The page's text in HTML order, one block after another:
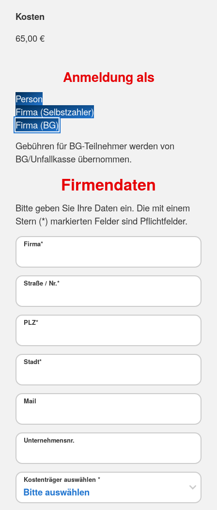
Kosten
65,00 €
Anmeldung als
Person
Firma (Selbstzahler)
Firma (BG)
Gebühren für BG-Teilnehmer werden von
BG/Unfallkasse übernommen.
Firmendaten
Bitte geben Sie Ihre Daten ein. Die mit einem
Stern (*) markierten Felder sind Pflichtfelder.
Firma*
Straße / Nr.*
PLZ*
Stadt*
Mail
Unternehmensnr.
Kostenträger auswählen *